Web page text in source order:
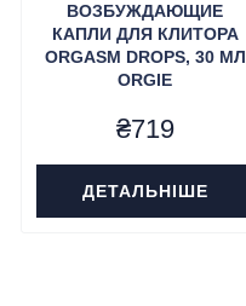
ВОЗБУЖДАЮЩИЕ
КАПЛИ ДЛЯ КЛИТОРА
ORGASM DROPS, 30 МЛ
ORGIE
₴719
ДЕТАЛЬНІШЕ